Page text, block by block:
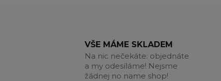
VŠE MÁME SKLADEM
Na nic nečekáte: objednáte
a my odesíláme! Nejsme
žádnej no name shop!